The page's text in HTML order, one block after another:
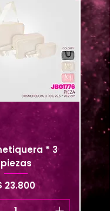
* 3
piezas
23.800